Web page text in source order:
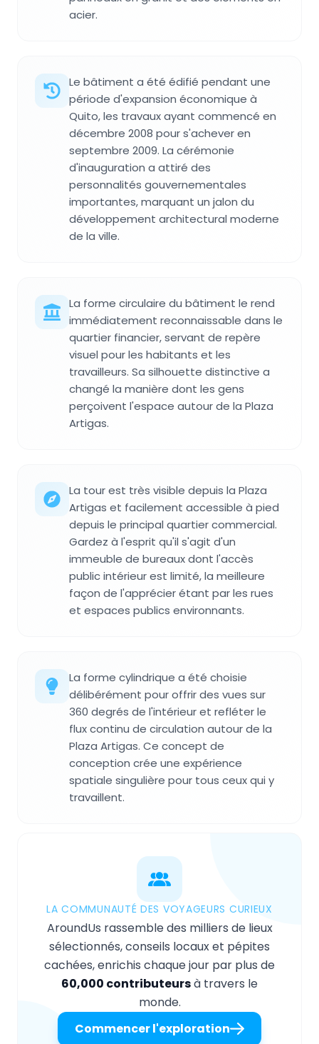
acier.
Le bâtiment a été édifié pendant une
période d'expansion économique à
Quito, les travaux ayant commencé en
décembre 2008 pour s'achever en
septembre 2009. La cérémonie
d'inauguration a attiré des
personnalités gouvernementales
importantes, marquant un jalon du
développement architectural moderne
de la ville.
La forme circulaire du bâtiment le rend
immédiatement reconnaissable dans le
quartier financier, servant de repère
visuel pour les habitants et les
travailleurs. Sa silhouette distinctive a
changé la manière dont les gens
perçoivent l'espace autour de la Plaza
Artigas.
La tour est très visible depuis la Plaza
Artigas et facilement accessible à pied
depuis le principal quartier commercial.
Gardez à l'esprit qu'il s'agit d'un
immeuble de bureaux dont l'accès
public intérieur est limité, la meilleure
façon de l'apprécier étant par les rues
et espaces publics environnants.
La forme cylindrique a été choisie
délibérément pour offrir des vues sur
360 degrés de l'intérieur et refléter le
flux continu de circulation autour de la
Plaza Artigas. Ce concept de
conception crée une expérience
spatiale singulière pour tous ceux qui y
travaillent.
LA COMMUNAUTÉ DES VOYAGEURS CURIEUX
AroundUs rassemble des milliers de lieux
sélectionnés, conseils locaux et pépites
cachées, enrichis chaque jour par plus de
60,000 contributeursà travers le
monde.
Commencer l'exploration